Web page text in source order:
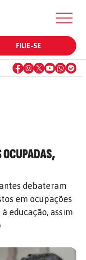
FILIE-SE
OCUPADAS,
debateram
em ocupações
educação, assim